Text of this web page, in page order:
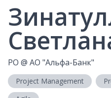
PO @ АО "Альфа-Банк"
Project Management